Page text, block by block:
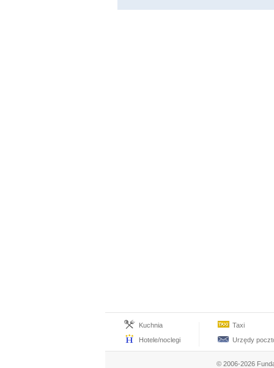
Kuchnia
Hotele/noclegi
Taxi
Urzędy
© 2006-2026